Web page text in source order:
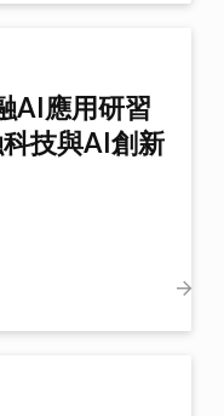
AI應用研習
技與AI創新